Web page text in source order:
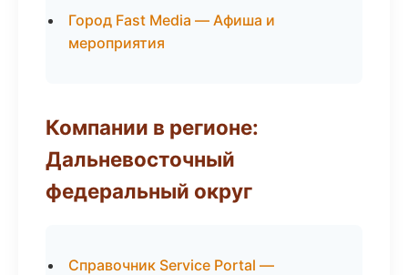
Город Fast Media — Афиша и
мероприятия
Компании в регионе:
Дальневосточный
федеральный округ
Справочник Service Portal —